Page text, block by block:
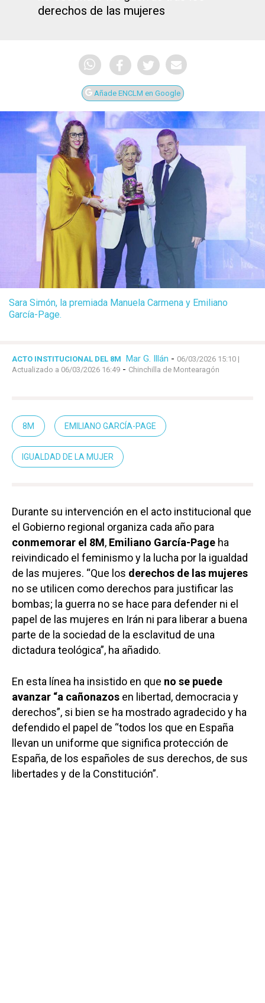
derechos de las mujeres
Añade ENCLM en Google
Sara Simón, la premiada Manuela Carmena y Emiliano
García-Page.
ACTO INSTITUCIONAL DEL 8M Mar G. Illán - 06/03/2026 15:10 |
Actualizado a 06/03/2026 16:49 - Chinchilla de Montearagón
8M EMILIANO GARCÍA-PAGE
IGUALDAD DE LA MUJER
Durante su intervención en el acto institucional que
el Gobierno regional organiza cada año para
conmemorar el 8M, Emiliano García-Page ha
reivindicado el feminismo y la lucha por la igualdad
de las mujeres. “Que los derechos de las mujeres
no se utilicen como derechos para justificar las
bombas; la guerra no se hace para defender ni el
papel de las mujeres en Irán ni para liberar a buena
parte de la sociedad de la esclavitud de una
dictadura teológica”, ha añadido.
En esta línea ha insistido en que no se puede
avanzar “a cañonazos en libertad, democracia y
derechos”, si bien se ha mostrado agradecido y ha
defendido el papel de “todos los que en España
llevan un uniforme que significa protección de
España, de los españoles de sus derechos, de sus
libertades y de la Constitución”.